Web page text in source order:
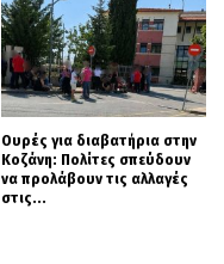
Ουρές για διαβατήρια στην
Κοζάνη: Πολίτες σπεύδουν
να προλάβουν τις αλλαγές
στις...